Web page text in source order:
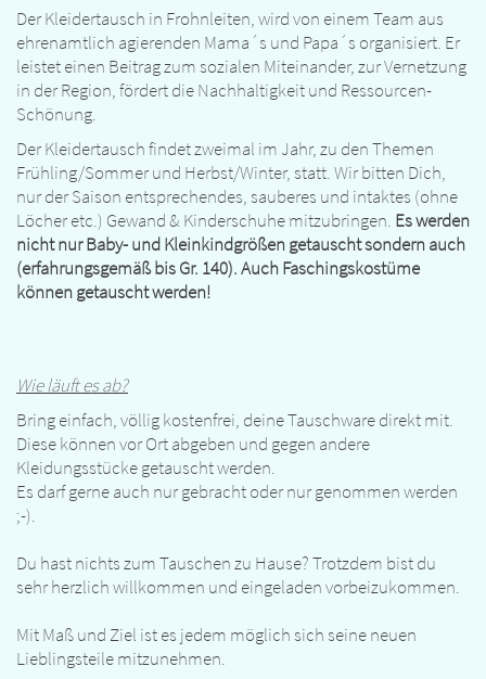
Der Kleidertausch in Frohnleiten, wird von einem Team aus
ehrenamtlich agierenden Mama´s und Papa´s organisiert. Er
leistet einen Beitrag zum sozialen Miteinander, zur Vernetzung
in der Region, fördert die Nachhaltigkeit und Ressourcen-
Schönung.
Der Kleidertausch findet zweimal im Jahr, zu den Themen
Frühling/Sommer und Herbst/Winter, statt. Wir bitten Dich,
nur der Saison entsprechendes, sauberes und intaktes (ohne
Löcher etc.) Gewand & Kinderschuhe mitzubringen. Es werden
nicht nur Baby- und Kleinkindgrößen getauscht sondern auch
(erfahrungsgemäß bis Gr. 140). Auch Faschingskostüme
können getauscht werden!
Wie läuft es ab?
Bring einfach, völlig kostenfrei, deine Tauschware direkt mit.
Diese können vor Ort abgeben und gegen andere
Kleidungsstücke getauscht werden.
Es darf gerne auch nur gebracht oder nur genommen werden
;-).
Du hast nichts zum Tauschen zu Hause? Trotzdem bist du
sehr herzlich willkommen und eingeladen vorbeizukommen.
Mit Maß und Ziel ist es jedem möglich sich seine neuen
Lieblingsteile mitzunehmen.